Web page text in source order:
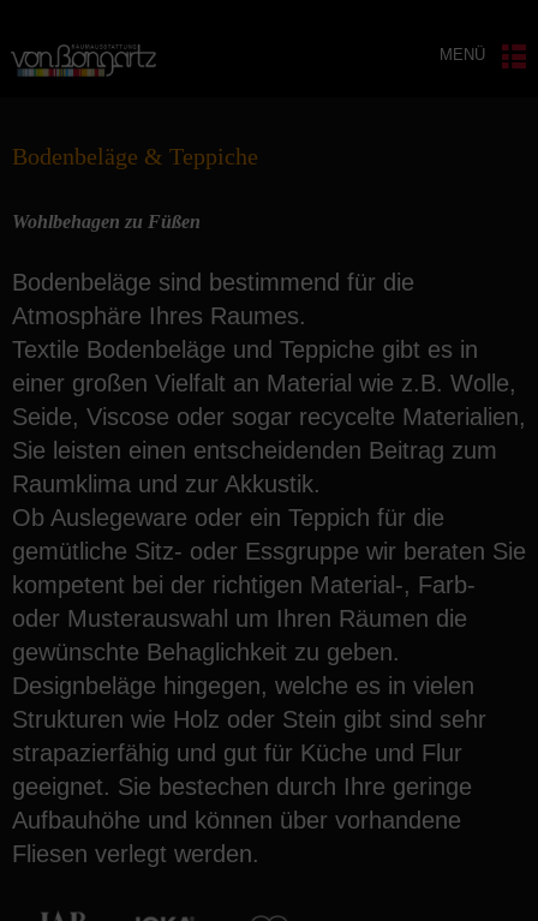
MENÜ
Bodenbeläge & Teppiche
Wohlbehagen zu Füßen
Bodenbeläge sind bestimmend für die
Atmosphäre Ihres Raumes.
Textile Bodenbeläge und Teppiche gibt es in
einer großen Vielfalt an Material wie z.B. Wolle,
Seide, Viscose oder sogar recycelte Materialien,
Sie leisten einen entscheidenden Beitrag zum
Raumklima und zur Akkustik.
Ob Auslegeware oder ein Teppich für die
gemütliche Sitz- oder Essgruppe wir beraten Sie
kompetent bei der richtigen Material-, Farb-
oder Musterauswahl um Ihren Räumen die
gewünschte Behaglichkeit zu geben.
Designbeläge hingegen, welche es in vielen
Strukturen wie Holz oder Stein gibt sind sehr
strapazierfähig und gut für Küche und Flur
geeignet. Sie bestechen durch Ihre geringe
Aufbauhöhe und können über vorhandene
Fliesen verlegt werden.